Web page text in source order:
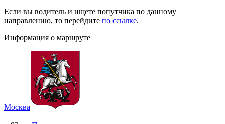
Если вы водитель и ищете попутчика по данному
направлению, то перейдите по ссылке.
Информация о маршруте
Москва